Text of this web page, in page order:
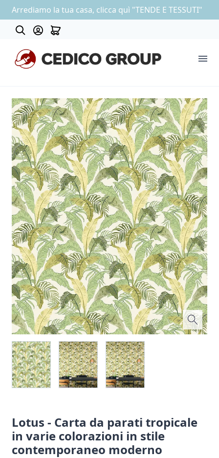
Arrediamo la tua casa, clicca quì "TENDE E TESSUTI"
COLLEZIONE CARTA DA PARATI
OUTLET
Lotus - Carta da parati tropicale
in varie colorazioni in stile
contemporaneo moderno